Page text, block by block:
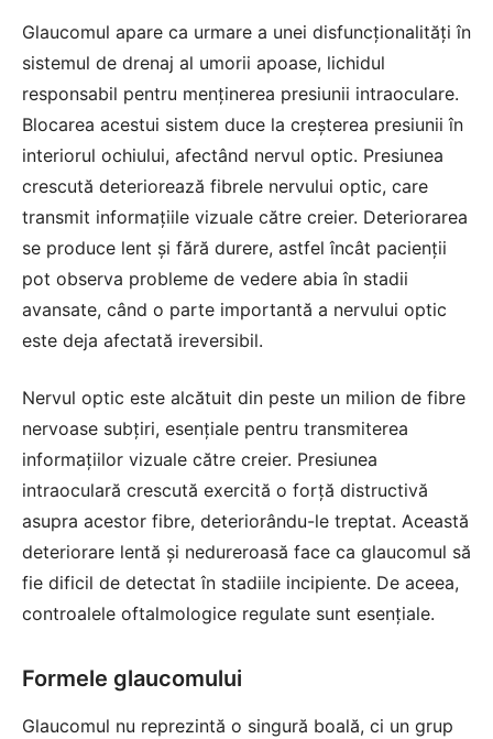
Glaucomul apare ca urmare a unei disfuncționalități în
sistemul de drenaj al umorii apoase, lichidul
responsabil pentru menținerea presiunii intraoculare.
Blocarea acestui sistem duce la creșterea presiunii în
interiorul ochiului, afectând nervul optic. Presiunea
crescută deteriorează fibrele nervului optic, care
transmit informațiile vizuale către creier. Deteriorarea
se produce lent și fără durere, astfel încât pacienții
pot observa probleme de vedere abia în stadii
avansate, când o parte importantă a nervului optic
este deja afectată ireversibil.
Nervul optic este alcătuit din peste un milion de fibre
nervoase subțiri, esențiale pentru transmiterea
informațiilor vizuale către creier. Presiunea
intraoculară crescută exercită o forță distructivă
asupra acestor fibre, deteriorându-le treptat. Această
deteriorare lentă și nedureroasă face ca glaucomul să
fie dificil de detectat în stadiile incipiente. De aceea,
controalele oftalmologice regulate sunt esențiale.
Formele glaucomului
Glaucomul nu reprezintă o singură boală, ci un grup